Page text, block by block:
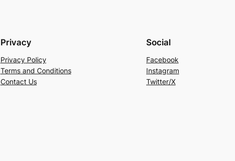
Privacy
Privacy Policy
Terms and Conditions
Contact Us
Social
Facebook
Instagram
Twitter/X